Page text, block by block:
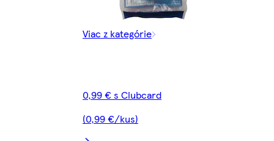
Viac z kategórie
0,99 € s Clubcard
(0,99 €/kus)